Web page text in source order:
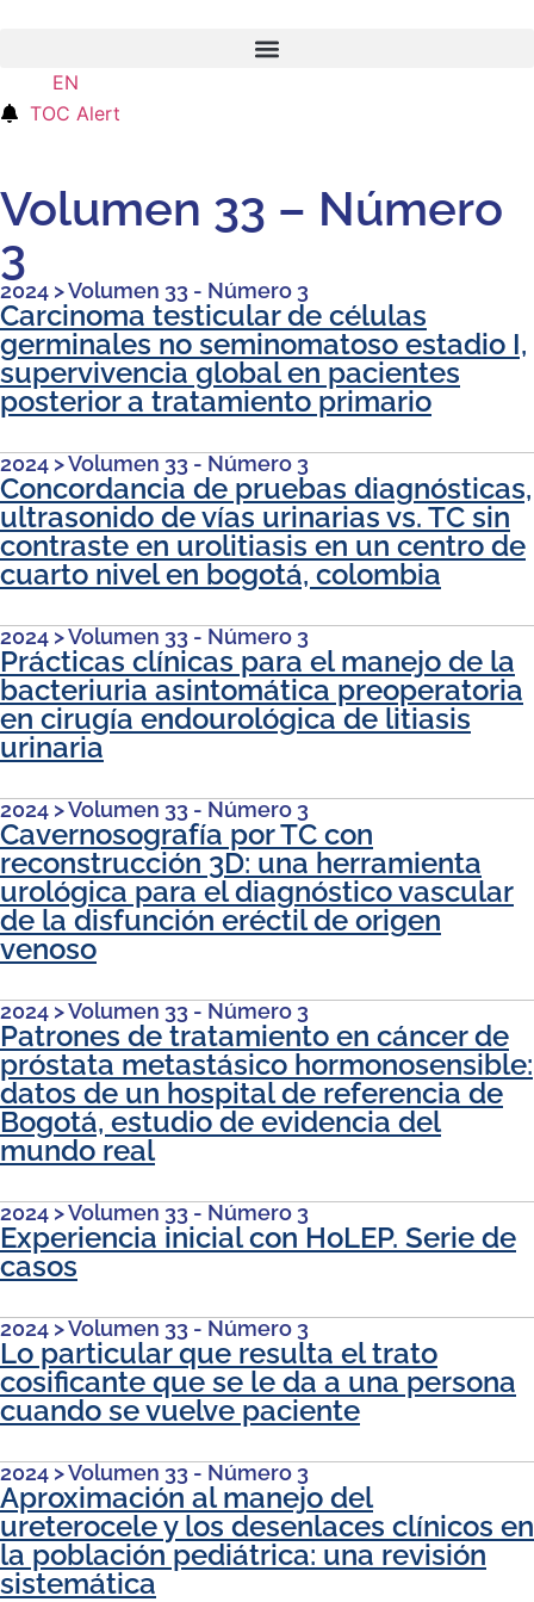
EN
TOC Alert
Volumen 33 – Número
3
2024 >Volumen 33 - Número 3
Carcinoma testicular de células
germinales no seminomatoso estadio I,
supervivencia global en pacientes
posterior a tratamiento primario
2024 >Volumen 33 - Número 3
Concordancia de pruebas diagnósticas,
ultrasonido de vías urinarias vs. TC sin
contraste en urolitiasis en un centro de
cuarto nivel en bogotá, colombia
2024 >Volumen 33 - Número 3
Prácticas clínicas para el manejo de la
bacteriuria asintomática preoperatoria
en cirugía endourológica de litiasis
urinaria
2024 >Volumen 33 - Número 3
Cavernosografía por TC con
reconstrucción 3D: una herramienta
urológica para el diagnóstico vascular
de la disfunción eréctil de origen
venoso
2024 >Volumen 33 - Número 3
Patrones de tratamiento en cáncer de
próstata metastásico hormonosensible:
datos de un hospital de referencia de
Bogotá, estudio de evidencia del
mundo real
2024 >Volumen 33 - Número 3
Experiencia inicial con HoLEP. Serie de
casos
2024 >Volumen 33 - Número 3
Lo particular que resulta el trato
cosificante que se le da a una persona
cuando se vuelve paciente
2024 >Volumen 33 - Número 3
Aproximación al manejo del
ureterocele y los desenlaces clínicos en
la población pediátrica: una revisión
sistemática